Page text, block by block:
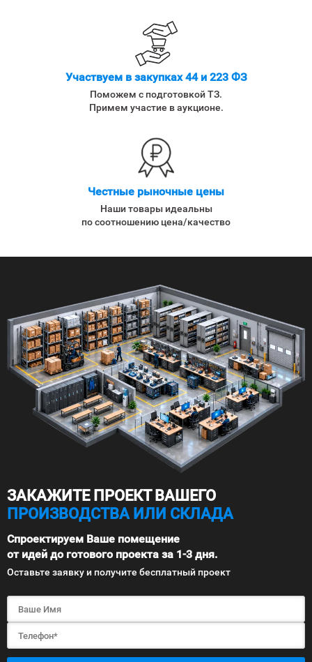
Участвуем в закупках 44 и 223 ФЗ
Поможем с подготовкой ТЗ.
Примем участие в аукционе.
Честные рыночные цены
Наши товары идеальны
по соотношению цена/качество
ЗАКАЖИТЕ ПРОЕКТ ВАШЕГО
ПРОИЗВОДСТВА ИЛИ СКЛАДА
Спроектируем Ваше помещение
от идей до готового проекта за 1-3 дня.
Оставьте заявку и получите бесплатный проект